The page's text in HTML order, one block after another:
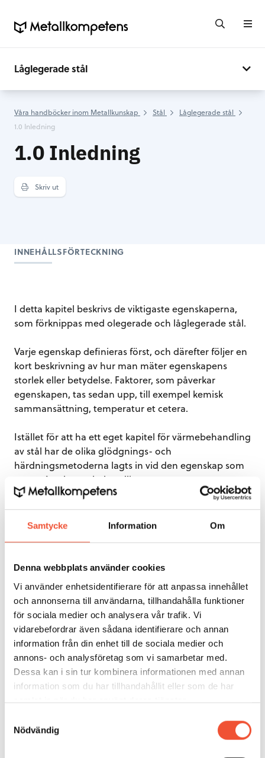
Samtycke Information Om
Denna webbplats använder cookies
Vi använder enhetsidentifierare för att anpassa innehållet
och annonserna till användarna, tillhandahålla funktioner
för sociala medier och analysera vår trafik. Vi
vidarebefordrar även sådana identifierare och annan
information från din enhet till de sociala medier och
annons- och analysföretag som vi samarbetar med.
Dessa kan i sin tur kombinera informationen med annan
information som du har tillhandahållit eller som de har
samlat in när du har använt deras tjänster.
Nödvändig
Låglegerade stål
Våra handböcker inom Metallkunskap Stål
Låglegerade stål
1.0 Inledning
1.0 Inledning
Skriv ut
INNEHÅLLSFÖRTECKNING
I detta kapitel beskrivs de viktigaste egenskaperna,
som förknippas med olegerade och låglegerade stål.
Varje egenskap definieras först, och därefter följer en
kort beskrivning av hur man mäter egenskapens
storlek eller betydelse. Faktorer, som påverkar
egenskapen, tas sedan upp, till exempel kemisk
sammansättning, temperatur et cetera.
Istället för att ha ett eget kapitel för värmebehandling
av stål har de olika glödgnings- och
härdningsmetoderna lagts in vid den egenskap som
mest påverkas av behandlingen.
Stålets fysikaliska egenskaper påverkas av:
stelningsprocess
dimension och form
värmebehandling
och denna påverkan kan oftast förklaras med någon
av de teoretiska samband som beskrivits i föregående
kapitel och som ofta visar sig i mikrostrukturen.
Nedanstående skiss ger en uppfattning om
påverkande faktorer.